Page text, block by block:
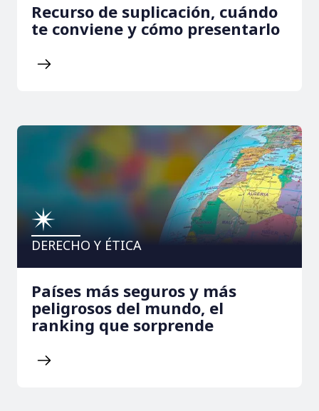
Recurso de suplicación, cuándo
te conviene y cómo presentarlo
DERECHO Y ÉTICA
Países más seguros y más
peligrosos del mundo, el
ranking que sorprende